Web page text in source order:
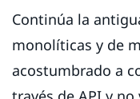
Continúa la
monolíticas y de
acostumbrado a